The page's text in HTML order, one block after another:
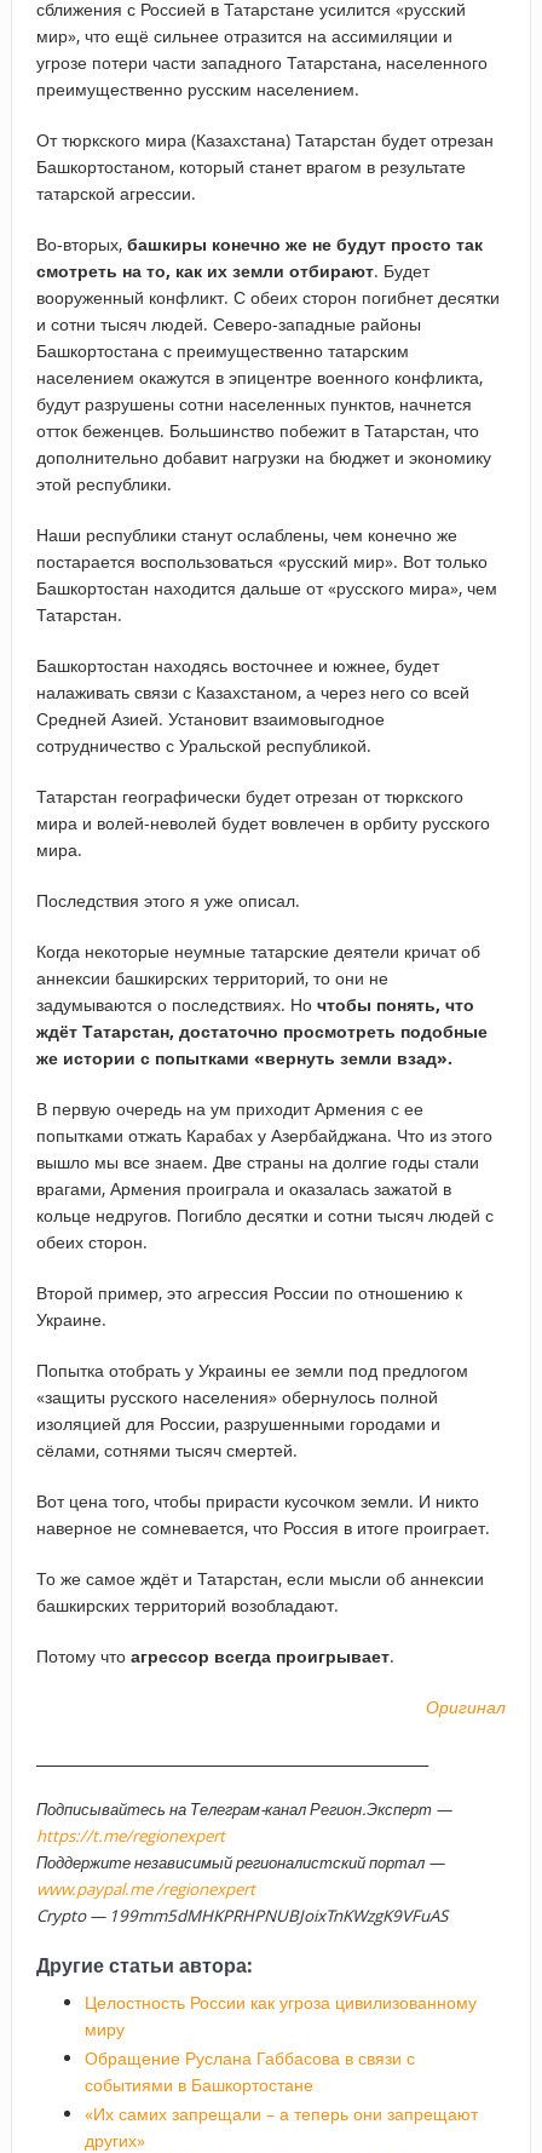
сближения с Россией в Татарстане усилится «русский
мир», что ещё сильнее отразится на ассимиляции и
угрозе потери части западного Татарстана, населенного
преимущественно русским населением.
От тюркского мира (Казахстана) Татарстан будет отрезан
Башкортостаном, который станет врагом в результате
татарской агрессии.
Во-вторых, башкиры конечно же не будут просто так
смотреть на то, как их земли отбирают. Будет
вооруженный конфликт. С обеих сторон погибнет десятки
и сотни тысяч людей. Северо-западные районы
Башкортостана с преимущественно татарским
населением окажутся в эпицентре военного конфликта,
будут разрушены сотни населенных пунктов, начнется
отток беженцев. Большинство побежит в Татарстан, что
дополнительно добавит нагрузки на бюджет и экономику
этой республики.
Наши республики станут ослаблены, чем конечно же
постарается воспользоваться «русский мир». Вот только
Башкортостан находится дальше от «русского мира», чем
Татарстан.
Башкортостан находясь восточнее и южнее, будет
налаживать связи с Казахстаном, а через него со всей
Средней Азией. Установит взаимовыгодное
сотрудничество с Уральской республикой.
Татарстан географически будет отрезан от тюркского
мира и волей-неволей будет вовлечен в орбиту русского
мира.
Последствия этого я уже описал.
Когда некоторые неумные татарские деятели кричат об
аннексии башкирских территорий, то они не
задумываются о последствиях. Но чтобы понять, что
ждёт Татарстан, достаточно просмотреть подобные
же истории с попытками «вернуть земли взад».
В первую очередь на ум приходит Армения с ее
попытками отжать Карабах у Азербайджана. Что из этого
вышло мы все знаем. Две страны на долгие годы стали
врагами, Армения проиграла и оказалась зажатой в
кольце недругов. Погибло десятки и сотни тысяч людей с
обеих сторон.
Второй пример, это агрессия России по отношению к
Украине.
Попытка отобрать у Украины ее земли под предлогом
«защиты русского населения» обернулось полной
изоляцией для России, разрушенными городами и
сёлами, сотнями тысяч смертей.
Вот цена того, чтобы прирасти кусочком земли. И никто
наверное не сомневается, что Россия в итоге проиграет.
То же самое ждёт и Татарстан, если мысли об аннексии
башкирских территорий возобладают.
Потому что агрессор всегда проигрывает.
Оригинал
Подписывайтесь на Телеграм-канал Регион.Эксперт —
https://t.me/regionexpert
Поддержите независимый регионалистский портал —
www.paypal.me /regionexpert
Crypto — 199mm5dMHKPRHPNUBJoixTnKWzgK9VFuAS
Другие статьи автора:
Целостность России как угроза цивилизованному
миру
Обращение Руслана Габбасова в связи с
событиями в Башкортостане
«Их самих запрещали – а теперь они запрещают
других»